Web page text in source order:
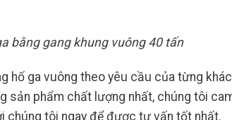
bằng gang khung vuông 40 tấn
hố ga vuông theo yêu cầu của từng
sản phẩm chất lượng nhất, chúng tôi
chúng tôi ngay để được tư vấn tốt nhất.